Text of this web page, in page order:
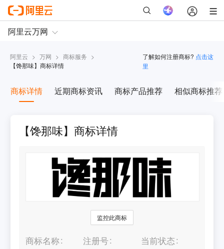
阿里云 > 万网 > 商标服务 >
【馋那味】商标详情
了解如何注册商标? 点击这
里
商标详情 近期商标资讯 商标产品推荐 相似商标推荐
【馋那味】商标详情
监控此商标
商标名称
注册号
当前状态